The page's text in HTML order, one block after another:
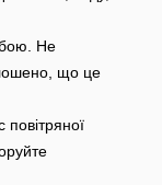
Не
що це
повітряної